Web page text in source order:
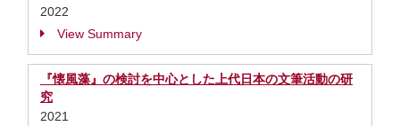
2022
View Summary
『懐風藻』の検討を中心とした上代日本の文筆活動の研
究
2021